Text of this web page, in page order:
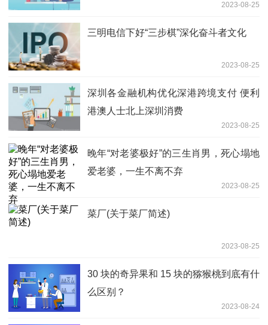
2023-08-25
三明电信下好“三步棋”深化奋斗者文化
2023-08-25
深圳各金融机构优化深港跨境支付 便利
港澳人士北上深圳消费
2023-08-25
晚年“对老婆极好”的三生肖男，死心塌地
爱老婆，一生不离不弃
2023-08-25
菜厂(关于菜厂简述)
2023-08-25
30 块的奇异果和 15 块的猕猴桃到底有什
么区别？
2023-08-24